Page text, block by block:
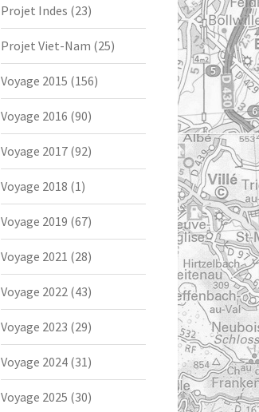
Projet Indes (23)
Projet Viet-Nam (25)
Voyage 2015 (156)
Voyage 2016 (90)
Voyage 2017(92)
Voyage 2018 (1)
Voyage 2019 (67)
Voyage 2021 (28)
Voyage 2022(43)
Voyage 2023 (29)
Voyage 2024(31)
Voyage 2025 (30)